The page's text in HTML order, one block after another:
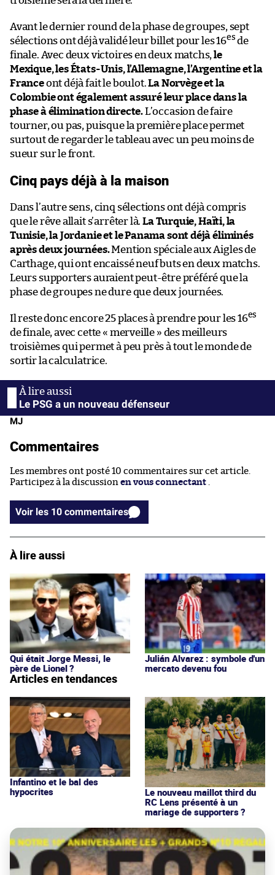
Avant le dernier round de la phase de groupes, sept
sélections ont déjà validé leur billet pour les 16es de
finale. Avec deux victoires en deux matchs,le
Mexique, les États-Unis, l’Allemagne, l’Argentine et la
Franceont déjà fait le boulot.La Norvège et la
Colombie ont également assuré leur place dans la
phase à élimination directe.L’occasion de faire
tourner, ou pas, puisque la première place permet
surtout de regarder le tableau avec un peu moins de
sueur sur le front.
Cinq pays déjà à la maison
Dans l’autre sens, cinq sélections ont déjà compris
que le rêve allait s’arrêter là.La Turquie, Haïti, la
Tunisie, la Jordanie et le Panama sont déjà éliminés
après deux journées.Mention spéciale aux Aigles de
Carthage, qui ont encaissé neuf buts en deux matchs.
Leurs supporters auraient peut-être préféré que la
phase de groupes ne dure que deux journées.
Il reste donc encore 25 places à prendre pour les 16es
de finale, avec cette « merveille » des meilleurs
troisièmes qui permet à peu près à tout le monde de
sortir la calculatrice.
Le PSG a un nouveau défenseur
MJ
Commentaires
Les membres ont posté 10 commentaires sur cet article.
Participez à la discussion en vous connectant
Voir les 10 commentaires
À lire aussi
Qui était Jorge Messi, le
père de Lionel ?
Julián Alvarez : symbole d'un
mercato devenu fou
Articles en tendances
Infantino et le bal des
hypocrites
Le nouveau maillot third du
RC Lens présenté à un
mariage de supporters ?